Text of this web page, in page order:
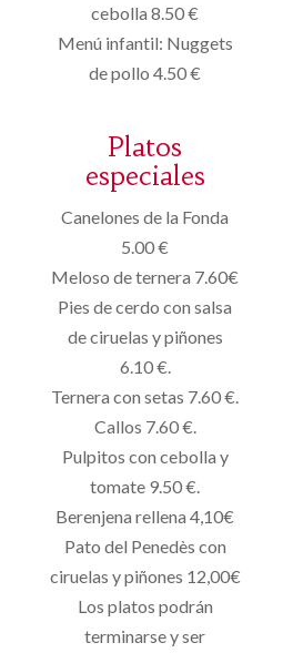
cebolla 8.50 €
Menú infantil: Nuggets
de pollo 4.50 €
Platos
especiales
Canelones de la Fonda
5.00 €
Meloso de ternera 7.60€
Pies de cerdo con salsa
de ciruelas y piñones
6.10 €.
Ternera con setas 7.60 €.
Callos 7.60 €.
Pulpitos con cebolla y
tomate 9.50 €.
Berenjena rellena 4,10€
Pato del Penedès con
ciruelas y piñones 12,00€
Los platos podrán
terminarse y ser